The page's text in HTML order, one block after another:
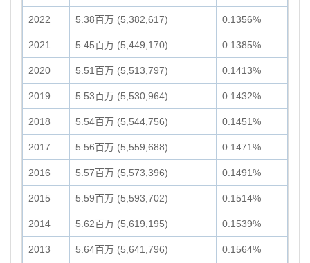
2022 5.38百万 (5,382,617) 0.1356%
2021 5.45百万 (5,449,170) 0.1385%
2020 5.51百万 (5,513,797) 0.1413%
2019 5.53百万 (5,530,964) 0.1432%
2018 5.54百万 (5,544,756) 0.1451%
2017 5.56百万 (5,559,688) 0.1471%
2016 5.57百万 (5,573,396) 0.1491%
2015 5.59百万 (5,593,702) 0.1514%
2014 5.62百万 (5,619,195) 0.1539%
2013 5.64百万 (5,641,796) 0.1564%